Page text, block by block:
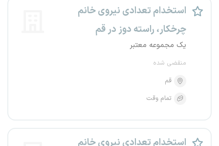
استخدام تعدادی نیروی خانم
چرخکار، راسته دوز در قم
یک مجموعه معتبر
منقضی شده
قم
تمام وقت
استخدام تعدادی نیروی خانم